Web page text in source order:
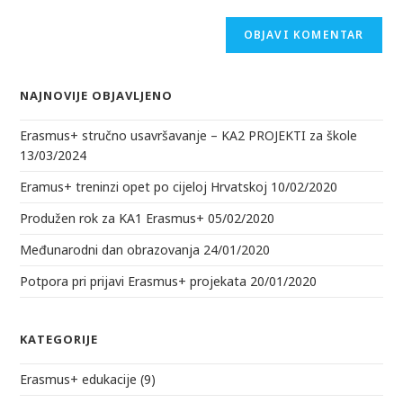
NAJNOVIJE OBJAVLJENO
Erasmus+ stručno usavršavanje – KA2 PROJEKTI za škole
13/03/2024
Eramus+ treninzi opet po cijeloj Hrvatskoj 10/02/2020
Produžen rok za KA1 Erasmus+ 05/02/2020
Međunarodni dan obrazovanja 24/01/2020
Potpora pri prijavi Erasmus+ projekata 20/01/2020
KATEGORIJE
Erasmus+ edukacije (9)